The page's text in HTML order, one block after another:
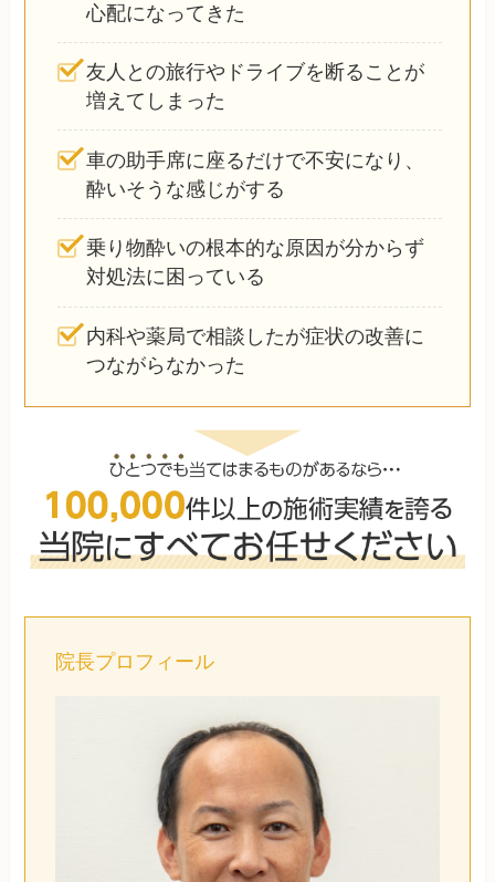
心配になってきた
友人との旅行やドライブを断ることが
増えてしまった
車の助手席に座るだけで不安になり、
酔いそうな感じがする
乗り物酔いの根本的な原因が分からず
対処法に困っている
内科や薬局で相談したが症状の改善に
つながらなかった
院長プロフィール